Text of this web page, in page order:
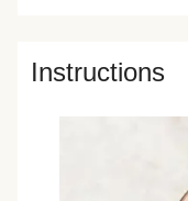
Instructions